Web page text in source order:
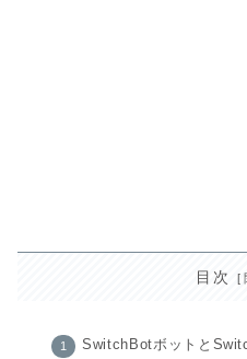
目次
SwitchBotボットと